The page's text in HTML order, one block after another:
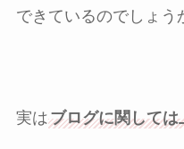
できているのでしょう
実はブログに関して